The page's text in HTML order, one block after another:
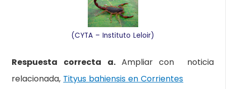
(CYTA – Instituto Leloir)
Respuesta correcta a. Ampliar con noticia
relacionada, Tityus bahiensis en Corrientes